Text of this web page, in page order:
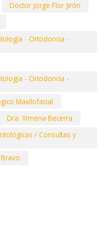
Doctor Jorge Flor Jirón
- Ortodoncia -
- Ortodoncia -
Maxilofacial
Dra. Ximena Becerra
/ Consultas y